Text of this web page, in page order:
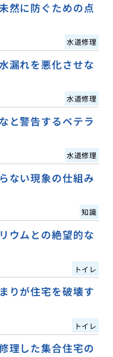
然に防ぐための点
水道修理
漏れを悪化させな
水道修理
と警告するベテラ
水道修理
ない現象の仕組み
知識
ウムとの絶望的な
トイレ
りが住宅を破壊す
トイレ
理した集合住宅の